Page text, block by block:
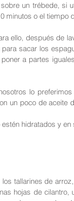
un trébede, si
minutos o el tiempo
ello, después de
sacar los
a partes
lo
un poco de aceite
hidratados y en
tallarines de
hojas de